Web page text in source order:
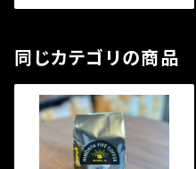
同じカテゴリの商品